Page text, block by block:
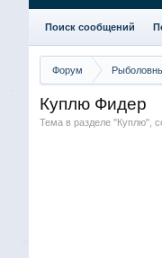
Форум
Куплю Фидер
Тема в разделе "Куплю",
Поиск сообщений